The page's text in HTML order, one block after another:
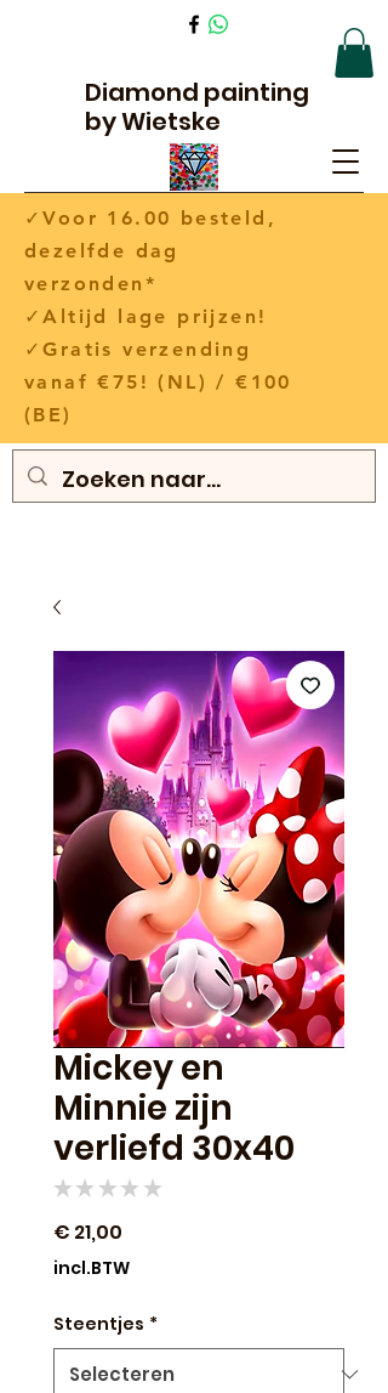
Diamond painting
by Wietske
✓Voor 16.00 besteld,
dezelfde dag
verzonden*
✓Altijd lage prijzen!
✓Gratis verzending
vanaf €75! (NL) / €100
(BE)
Mickey en
Minnie zijn
verliefd 30x40
★ ★ ★ ★ ★
€ 21,00
incl.BTW
Steentjes *